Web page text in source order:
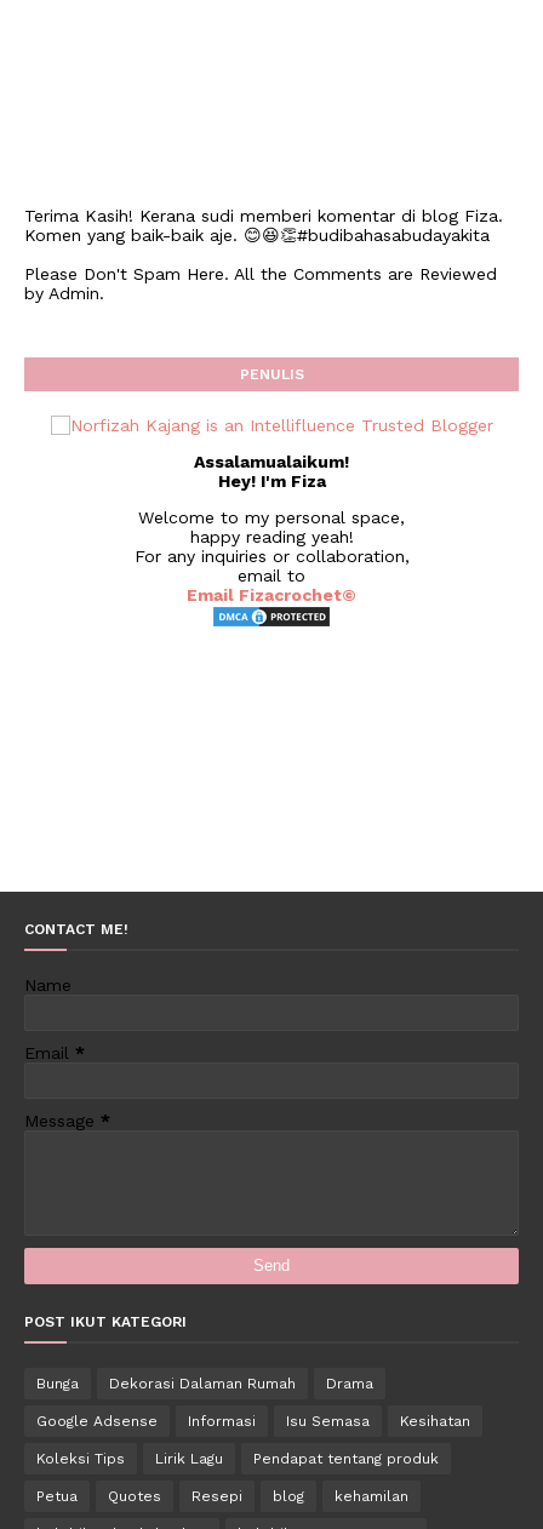
Terima Kasih! Kerana sudi memberi komentar di blog Fiza.
Komen yang baik-baik aje. 😊😆👏#budibahasabudayakita
Please Don't Spam Here. All the Comments are Reviewed
by Admin.
PENULIS
Assalamualaikum!
Hey! I'm Fiza
Welcome to my personal space,
happy reading yeah!
For any inquiries or collaboration,
email to
Email Fizacrochet©
CONTACT ME!
Name
Email *
Message *
POST IKUT KATEGORI
Bunga Dekorasi Dalaman Rumah Drama
Google Adsense Informasi Isu Semasa Kesihatan
Koleksi Tips Lirik Lagu Pendapat tentang produk
Petua Quotes Resepi blog kehamilan